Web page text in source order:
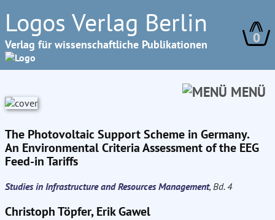
Logos Verlag Berlin
Verlag für wissenschaftliche Publikationen 0
MENÜ
The Photovoltaic Support Scheme in Germany.
An Environmental Criteria Assessment of the EEG
Feed-in Tariffs
Studies in Infrastructure and Resources Management, Bd. 4
Christoph Töpfer, Erik Gawel